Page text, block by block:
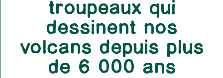
troupeaux qui
dessinent nos
volcans depuis plus
de 6 000 ans